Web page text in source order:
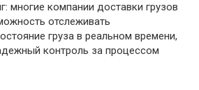
многие компании доставки грузов
отслеживать
груза в реальном времени,
контроль за процессом